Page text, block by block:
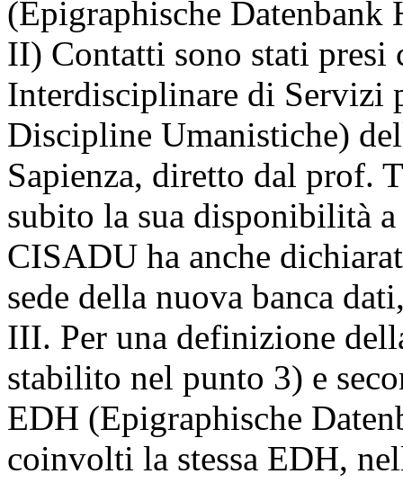
(Epigraphische
II) Contatti sono stati
Interdisciplinare di Servizi
Discipline Umanistiche)
Sapienza, diretto dal prof.
subito la sua disponibilità
CISADU ha anche
sede della nuova banca
III. Per una definizione
stabilito nel punto 3) e
EDH (Epigraphische
coinvolti la stessa EDH,